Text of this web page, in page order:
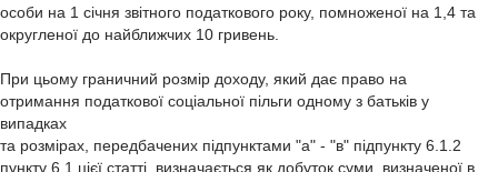
особи на 1 січня звітного податкового року, помноженої на 1,4 та
округленої до найближчих 10 гривень.
При цьому граничний розмір доходу, який дає право на
отримання податкової соціальної пільги одному з батьків у
випадках
та розмірах, передбачених підпунктами "а" - "в" підпункту 6.1.2
пункту 6.1 цієї статті, визначається як добуток суми, визначеної в